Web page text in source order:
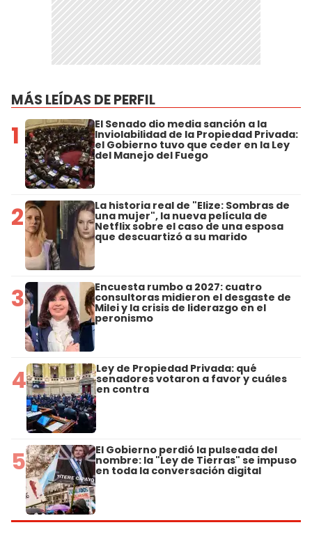
MÁS LEÍDAS DE PERFIL
1 El Senado dio media sanción a la
Inviolabilidad de la Propiedad Privada:
el Gobierno tuvo que ceder en la Ley
del Manejo del Fuego
2 La historia real de "Elize: Sombras de
una mujer", la nueva película de
Netflix sobre el caso de una esposa
que descuartizó a su marido
3 Encuesta rumbo a 2027: cuatro
consultoras midieron el desgaste de
Milei y la crisis de liderazgo en el
peronismo
4 Ley de Propiedad Privada: qué
senadores votaron a favor y cuáles
en contra
5 El Gobierno perdió la pulseada del
nombre: la "Ley de Tierras" se impuso
en toda la conversación digital